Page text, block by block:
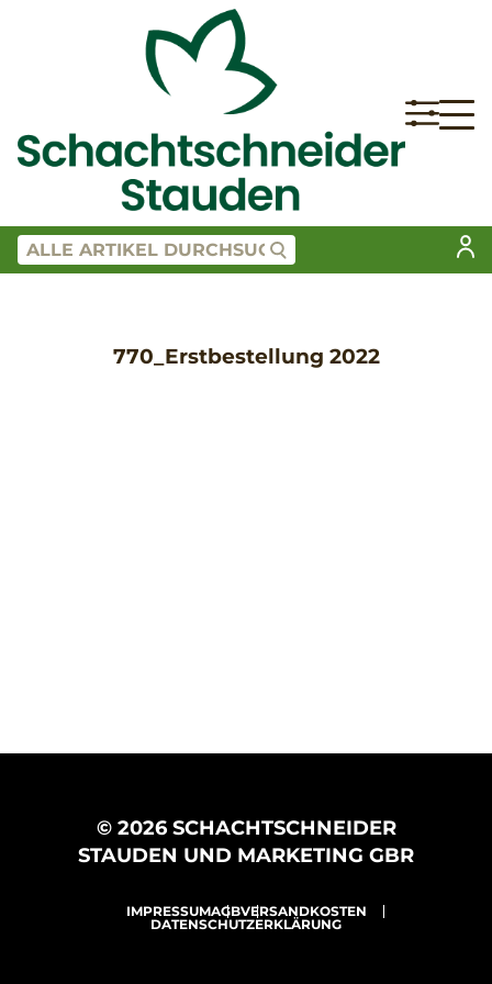
770_Erstbestellung 2022
© 2026 SCHACHTSCHNEIDER
STAUDEN UND MARKETING GBR
IMPRESSUMAGBVERSANDKOSTEN
DATENSCHUTZERKLÄRUNG